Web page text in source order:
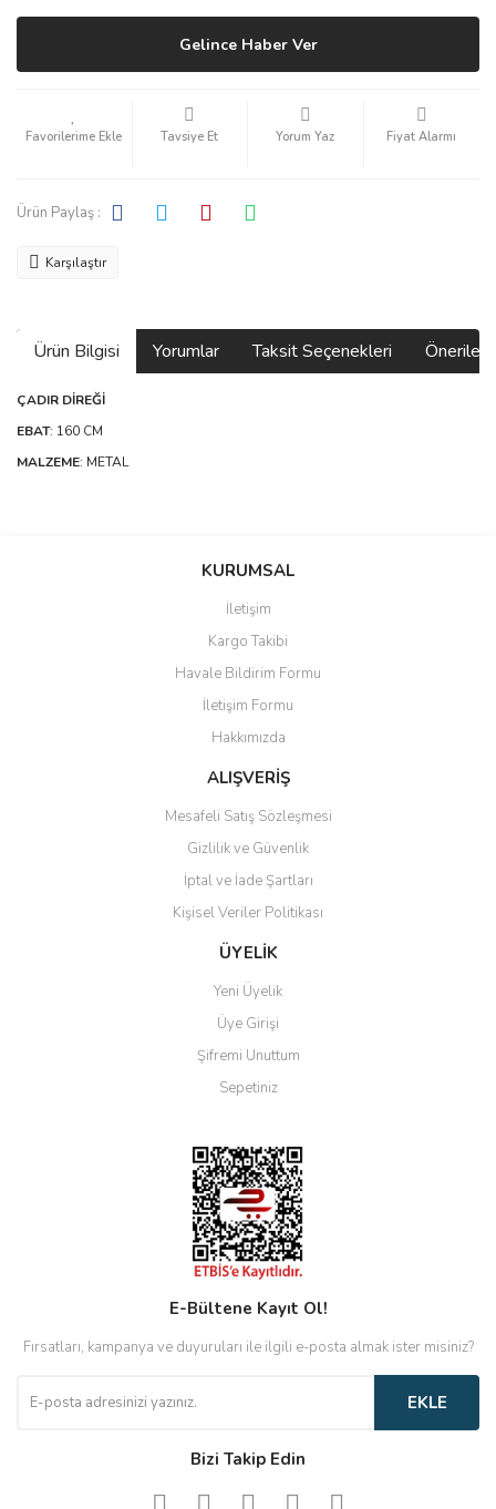
Gelince Haber Ver
Tavsiye Et Yorum Yaz Fiyat Alarmı
Ürün Paylaş :
Karşılaştır
Ürün Bilgisi Yorumlar Taksit Seçenekleri
ÇADIR DİREĞİ
EBAT: 160 CM
MALZEME: METAL
Bu ürüne ilk yorumu siz yapın!
Ürün resmi kalitesiz, bozuk veya görüntülenemiyor.
Ürün açıklamasında eksik bilgiler bulunuyor.
Ürün bilgilerinde hatalar bulunuyor.
Ürün fiyatı diğer sitelerden daha pahalı.
Bu ürüne benzer farklı alternatifler olmalı.
Gönder
KURUMSAL
İletişim
Kargo Takibi
Havale Bildirim Formu
İletişim Formu
Hakkımızda
ALIŞVERİŞ
Mesafeli Satış Sözleşmesi
Gizlilik ve Güvenlik
İptal ve İade Şartları
Kişisel Veriler Politikası
ÜYELİK
Yeni Üyelik
Üye Girişi
Şifremi Unuttum
Sepetiniz
E-Bültene Kayıt Ol!
Fırsatları, kampanya ve duyuruları ile ilgili e-posta almak ister misiniz?
EKLE
Bizi Takip Edin